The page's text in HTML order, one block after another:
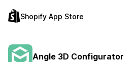
Shopify App Store
Angle 3D Configurator